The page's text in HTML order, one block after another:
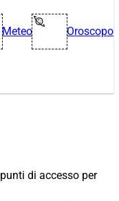
Meteo Oroscopo
di accesso per